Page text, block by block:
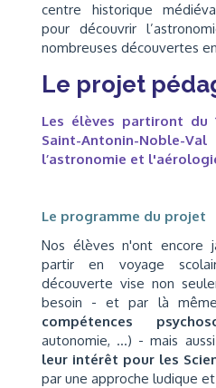
centre historique
pour découvrir
nombreuses découvertes
Le projet
Les élèves partiront du
Saint-Antonin-
l’astronomie et
Le programme du projet
Nos élèves n'ont encore
partir en voyage
découverte vise non
besoin - et par là
compétences
autonomie, …) - mais
leur intérêt pour les
par une approche ludique